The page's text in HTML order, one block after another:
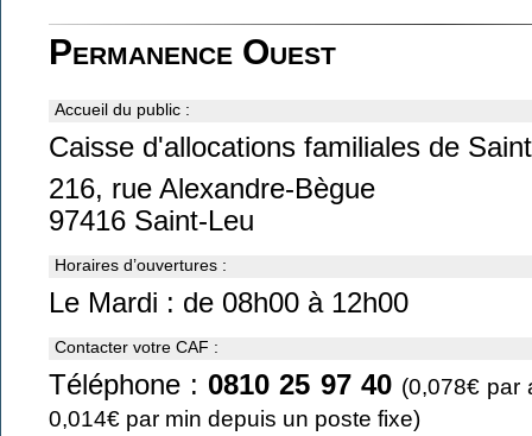
Permanence Ouest
Accueil du public :
Caisse d'allocations familiales de
216, rue Alexandre-Bègue
97416 Saint-Leu
Horaires d’ouvertures :
Le Mardi : de 08h00 à 12h00
Contacter votre CAF :
Téléphone : 0810 25 97 40 (0,078€ par
0,014€ par min depuis un poste fixe)